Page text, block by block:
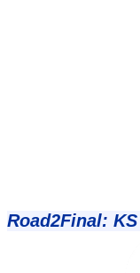
Road2Final: